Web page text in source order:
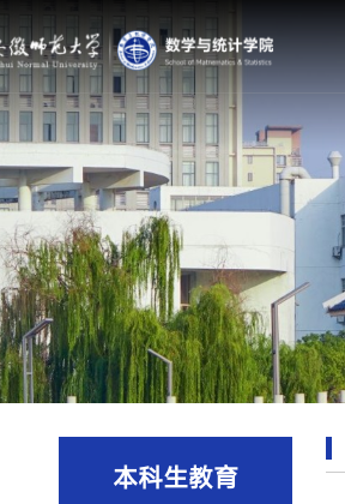
本科生教育